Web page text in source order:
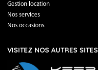
Gestion location
Nos services
Nos occasions
VISITEZ NOS AUTRES SITES